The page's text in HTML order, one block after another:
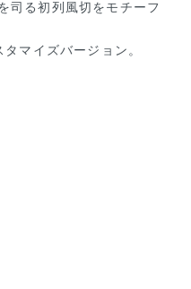
司る初列風切をモチーフ
マイズバージョン。